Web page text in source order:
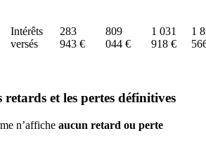
Intérêts
versés
283
943 €
809
044 €
1 031
918 €
1
et les pertes définitives
n’affiche aucun retard ou perte